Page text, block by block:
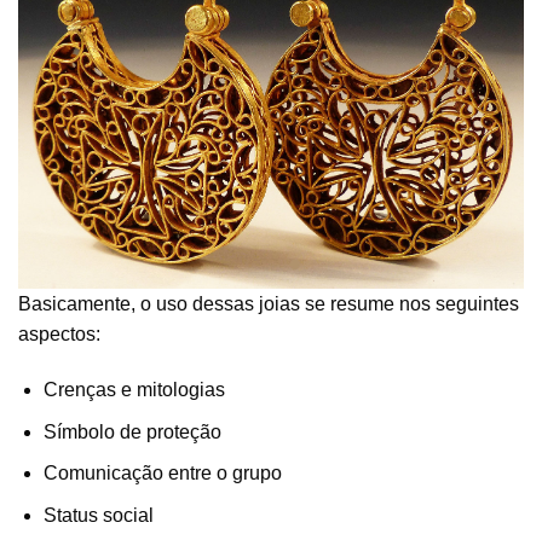
Basicamente, o uso dessas joias se resume nos seguintes
aspectos:
Crenças e mitologias
Símbolo de proteção
Comunicação entre o grupo
Status social